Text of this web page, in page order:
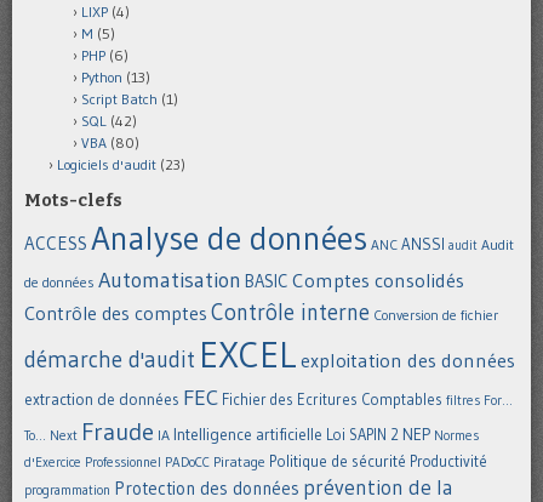
LIXP (4)
M (5)
PHP (6)
Python (13)
Script Batch (1)
SQL (42)
VBA (80)
Logiciels d'audit (23)
Mots-clefs
ACCESS Analyse de données ANC ANSSI audit Audit
de données Automatisation BASIC Comptes consolidés
Contrôle des comptes Contrôle interne Conversion de fichier
démarche d'audit EXCEL exploitation des données
extraction de données FEC Fichier des Ecritures Comptables filtres For...
To... Next Fraude IA Intelligence artificielle Loi SAPIN 2 NEP Normes
d'Exercice Professionnel PADoCC Piratage Politique de sécurité Productivité
programmation Protection des données prévention de la